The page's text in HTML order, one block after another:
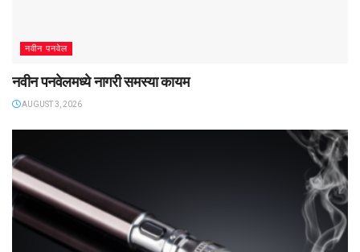
नवीन पनवेल
नवीन पनवेलमध्ये नागरी समस्या कायम
AUGUST 3, 2026